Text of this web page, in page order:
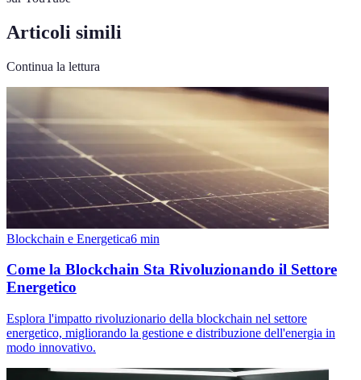
Articoli simili
Continua la lettura
Blockchain e Energetica6 min
Come la Blockchain Sta Rivoluzionando il Settore
Energetico
Esplora l'impatto rivoluzionario della blockchain nel settore
energetico, migliorando la gestione e distribuzione dell'energia in
modo innovativo.